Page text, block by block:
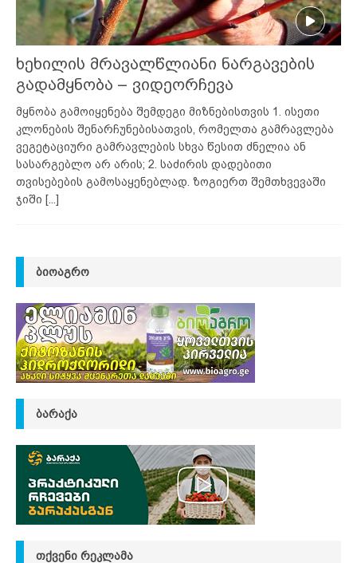
ხეხილის მრავალწლიანი ნარგავების
გადამყნობა – ვიდეორჩევა
მყნობა გამოიყენება შემდეგი მიზნებისთვის 1. ისეთი
კლონების შენარჩუნებისათვის, რომელთა გამრავლება
ვეგეტაციური გამრავლების სხვა წესით ძნელია ან
სასარგებლო არ არის; 2. საძირის დადებითი
თვისებების გამოსაყენებლად. ზოგიერთ შემთხვევაში
ჯიში [...]
ᲑᲘᲝᲐᲒᲠᲝ
ᲑᲐᲠᲐᲥᲐ
ᲗᲥᲕᲔᲜᲘ ᲠᲔᲙᲚᲐᲛᲐ